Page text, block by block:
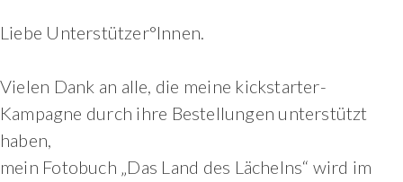
Liebe Unterstützer°Innen.
Vielen Dank an alle, die meine kickstarter-
Kampagne durch ihre Bestellungen unterstützt
haben,
mein Fotobuch „Das Land des Lächelns“ wird im